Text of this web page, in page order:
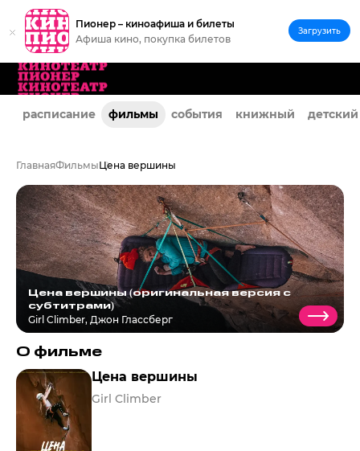
расписание фильмы события книжный
ГлавнаяФильмыЦена вершины
Цена вершины (оригинальная версия с
субтитрами)
Girl Climber, Джон Глассберг
О фильме
Цена вершины
Girl Climber
Пионер – киноафиша и билеты
Афиша кино, покупка билетов
Загрузить